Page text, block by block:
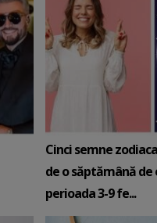
Cinci semne
de o săptămână de
perioada 3-9 fe...